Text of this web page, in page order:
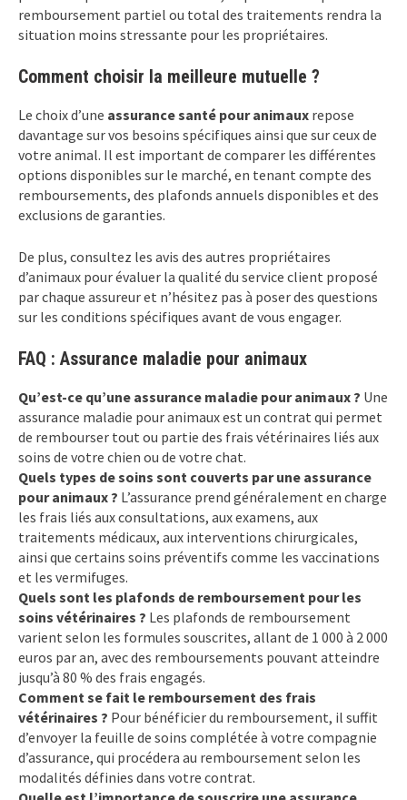
remboursement partiel ou total des traitements rendra la
situation moins stressante pour les propriétaires.
Comment choisir la meilleure mutuelle ?
Le choix d’une assurance santé pour animaux repose
davantage sur vos besoins spécifiques ainsi que sur ceux de
votre animal. Il est important de comparer les différentes
options disponibles sur le marché, en tenant compte des
remboursements, des plafonds annuels disponibles et des
exclusions de garanties.
De plus, consultez les avis des autres propriétaires
d’animaux pour évaluer la qualité du service client proposé
par chaque assureur et n’hésitez pas à poser des questions
sur les conditions spécifiques avant de vous engager.
FAQ : Assurance maladie pour animaux
Qu’est-ce qu’une assurance maladie pour animaux ? Une
assurance maladie pour animaux est un contrat qui permet
de rembourser tout ou partie des frais vétérinaires liés aux
soins de votre chien ou de votre chat.
Quels types de soins sont couverts par une assurance
pour animaux ? L’assurance prend généralement en charge
les frais liés aux consultations, aux examens, aux
traitements médicaux, aux interventions chirurgicales,
ainsi que certains soins préventifs comme les vaccinations
et les vermifuges.
Quels sont les plafonds de remboursement pour les
soins vétérinaires ? Les plafonds de remboursement
varient selon les formules souscrites, allant de 1 000 à 2 000
euros par an, avec des remboursements pouvant atteindre
jusqu’à 80 % des frais engagés.
Comment se fait le remboursement des frais
vétérinaires ? Pour bénéficier du remboursement, il suffit
d’envoyer la feuille de soins complétée à votre compagnie
d’assurance, qui procédera au remboursement selon les
modalités définies dans votre contrat.